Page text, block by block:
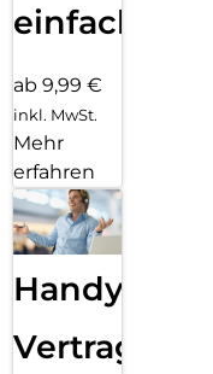
einfach
ab 9,99 €
inkl. MwSt.
Mehr
erfahren
Handy